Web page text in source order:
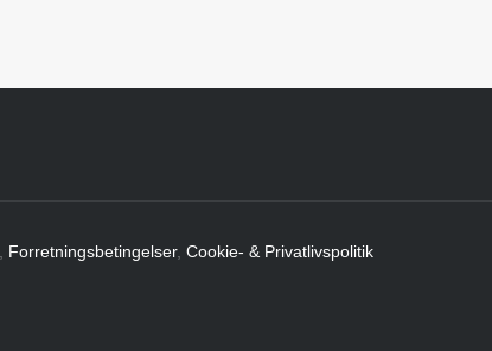
Forretningsbetingelser, Cookie- & Privatlivspolitik